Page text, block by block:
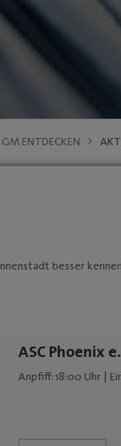
Stadtgespräch
PODCAST
eBay - Deine
GM ENTDECKEN
besser
ASC Phoenix
Anpfiff: 18:00 Uhr |